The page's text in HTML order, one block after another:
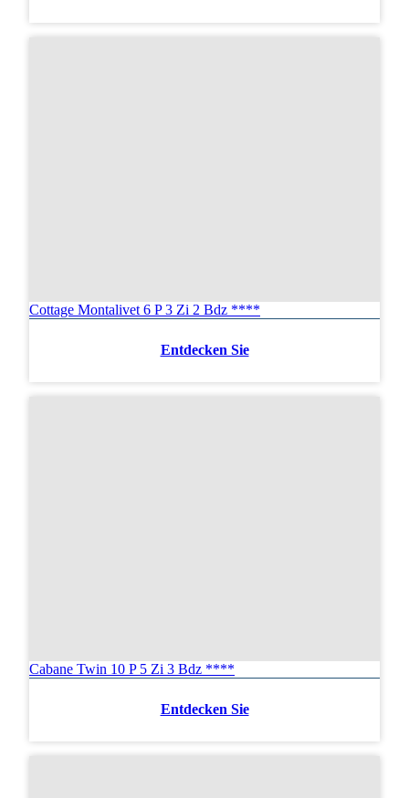
Cottage Montalivet 6 P 3 Zi 2 Bdz ****
Entdecken Sie
Cabane Twin 10 P 5 Zi 3 Bdz ****
Entdecken Sie